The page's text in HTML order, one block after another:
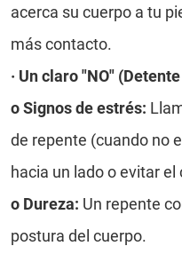
acerca su cuerpo a tu
más contacto.
· Un claro "NO"
oSignos de estrés:
de repente (cuando no
hacia un lado o evitar
o Dureza: Un repente
postura del cuerpo.